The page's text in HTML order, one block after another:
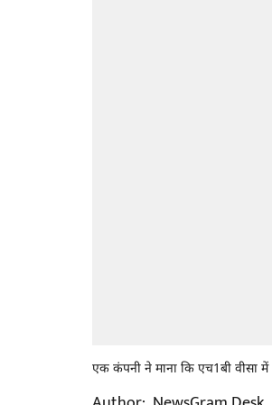
एक कंपनी ने माना कि एच1बी वीसा में